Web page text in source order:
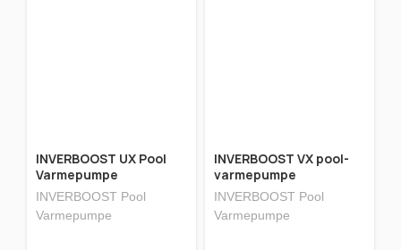
INVERBOOST UX Pool
Varmepumpe
INVERBOOST Pool
Varmepumpe
INVERBOOST VX pool-
varmepumpe
INVERBOOST Pool
Varmepumpe